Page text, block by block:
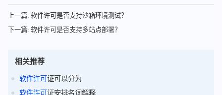
上一篇: 软件许可是否支持沙箱环境测试？
下一篇: 软件许可是否支持多站点部署？
相关推荐
软件许可 证可以分为
软件许可 证安排名词解释